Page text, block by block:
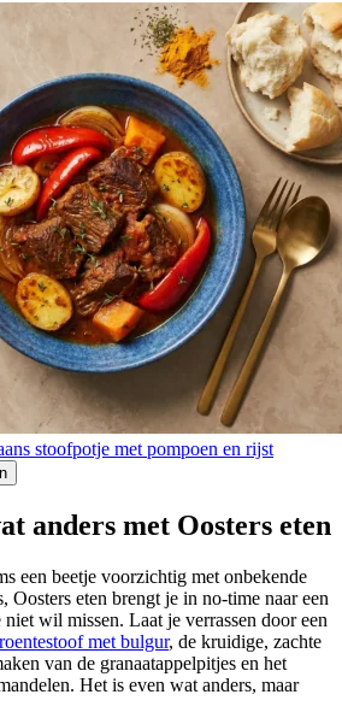
stoofpotje met pompoen en rijst
anders met Oosters eten
een beetje voorzichtig met onbekende
Oosters eten brengt je in no-time naar een
wil missen. Laat je verrassen door een
met bulgur, de kruidige, zachte
van de granaatappelpitjes en het
Het is even wat anders, maar